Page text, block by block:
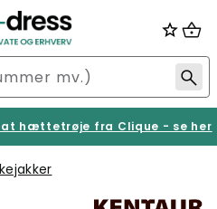
hættetrøje fra Clique - se her